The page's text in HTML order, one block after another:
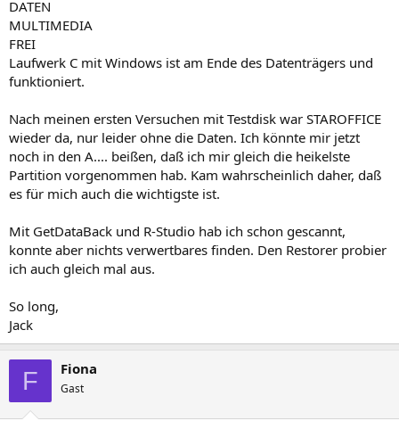
DATEN
MULTIMEDIA
FREI
Laufwerk C mit Windows ist am Ende des Datenträgers und
funktioniert.
Nach meinen ersten Versuchen mit Testdisk war STAROFFICE
wieder da, nur leider ohne die Daten. Ich könnte mir jetzt
noch in den A.... beißen, daß ich mir gleich die heikelste
Partition vorgenommen hab. Kam wahrscheinlich daher, daß
es für mich auch die wichtigste ist.
Mit GetDataBack und R-Studio hab ich schon gescannt,
konnte aber nichts verwertbares finden. Den Restorer probier
ich auch gleich mal aus.
So long,
Jack
F Fiona
Gast